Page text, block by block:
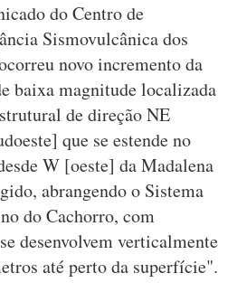
do Centro de
Sismovulcânica dos
novo incremento da
baixa magnitude localizada
de direção NE
que se estende no
W [oeste] da Madalena
abrangendo o Sistema
do Cachorro, com
desenvolvem verticalmente
até perto da superfície".